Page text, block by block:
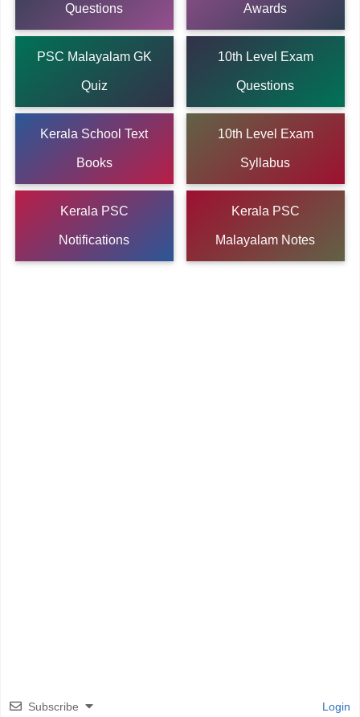
Questions Awards
PSC Malayalam GK
Quiz
10th Level Exam
Questions
Kerala School Text
Books
10th Level Exam
Syllabus
Kerala PSC
Notifications
Kerala PSC
Malayalam Notes
Subscribe Login